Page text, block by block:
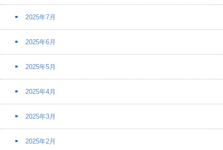
2025年7月
2025年6月
2025年5月
2025年4月
2025年3月
2025年2月